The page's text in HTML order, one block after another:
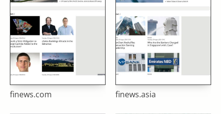
finews.com finews.asia